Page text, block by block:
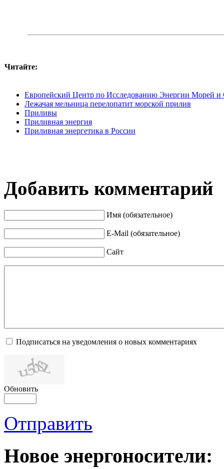
Читайте:
Европейский Центр по Исследованию Энергии Морей и
Лежачая мельница перелопатит морской прилив
Приливы
Приливная энергия
Приливная энергетика в России
Добавить комментарий
Имя (обязательное)
E-Mail (обязательное)
Сайт
Подписаться на уведомления о новых комментариях
Обновить
Отправить
Новое энергоносители: